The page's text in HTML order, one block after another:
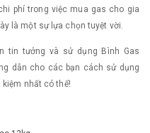
phí trong việc mua gas cho gia
là một sự lựa chọn tuyệt vời.
tin tưởng và sử dụng Bình Gas
dẫn cho các bạn cách sử dụng
kiệm nhất có thể!